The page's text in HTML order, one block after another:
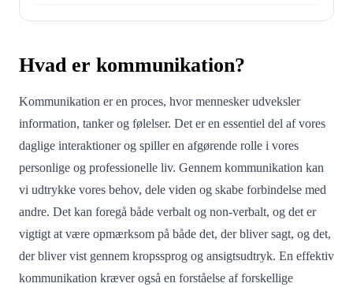
Hvad er kommunikation?
Kommunikation er en proces, hvor mennesker udveksler
information, tanker og følelser. Det er en essentiel del af vores
daglige interaktioner og spiller en afgørende rolle i vores
personlige og professionelle liv. Gennem kommunikation kan
vi udtrykke vores behov, dele viden og skabe forbindelse med
andre. Det kan foregå både verbalt og non-verbalt, og det er
vigtigt at være opmærksom på både det, der bliver sagt, og det,
der bliver vist gennem kropssprog og ansigtsudtryk. En effektiv
kommunikation kræver også en forståelse af forskellige